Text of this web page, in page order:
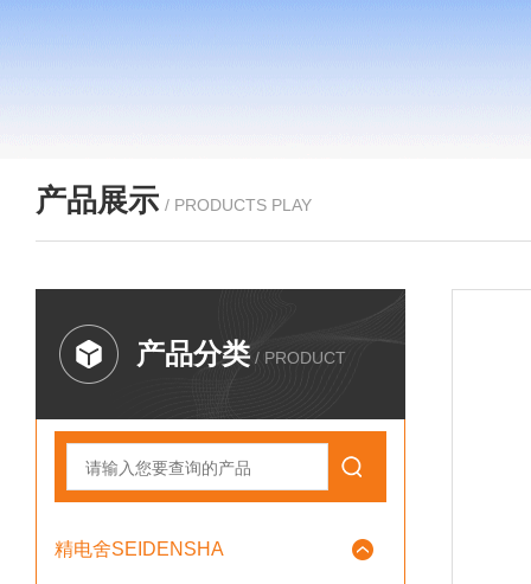
产品展示 / PRODUCTS PLAY
产品分类 / PRODUCT
精电舍SEIDENSHA